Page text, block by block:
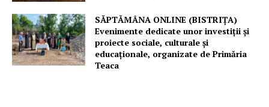
SĂPTĂMÂNA ONLINE (BISTRIȚA)
Evenimente dedicate unor investiții și
proiecte sociale, culturale și
educaționale, organizate de Primăria
Teaca